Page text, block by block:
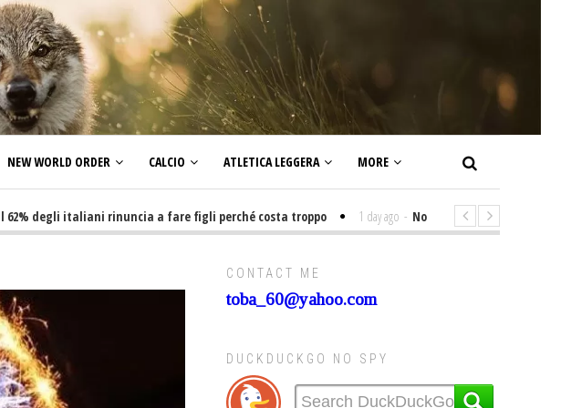
NEW WORLD ORDER CALCIO ATLETICA LEGGERA MORE
italiani rinuncia a fare figli perché costa troppo 1 day ago - Non mi interesso di politica
CONTACT ME
toba_60@yahoo.com
DUCKDUCKGO NO SPY